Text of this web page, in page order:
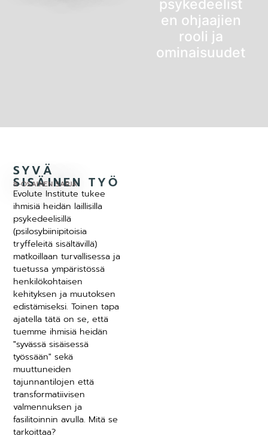
psykedeelist
en ohjaajien
rooli ja
ominaisuudet
SYVÄ
SISÄINEN TYÖ
8-OSAINEN SARJA
Evolute Institute tukee
ihmisiä heidän laillisilla
psykedeelisillä
(psilosybiinipitoisia
tryffeleitä sisältävillä)
matkoillaan turvallisessa ja
tuetussa ympäristössä
henkilökohtaisen
kehityksen ja muutoksen
edistämiseksi. Toinen tapa
ajatella tätä on se, että
tuemme ihmisiä heidän
"syvässä sisäisessä
työssään" sekä
muuttuneiden
tajunnantilojen että
transformatiivisen
valmennuksen ja
fasilitoinnin avulla. Mitä se
tarkoittaa?